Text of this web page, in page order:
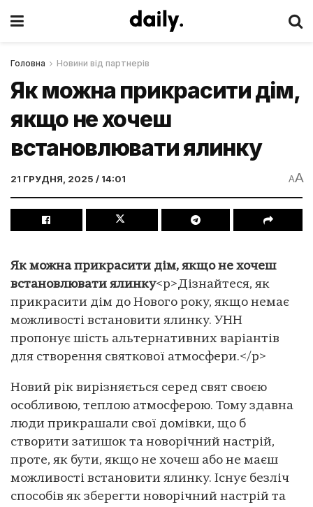
Головна Новини від партнерів
Як можна прикрасити дім,
якщо не хочеш
встановлювати ялинку
21 ГРУДНЯ, 2025 / 14:01 AA
Як можна прикрасити дім, якщо не хочеш
встановлювати ялинку<p>Дізнайтеся, як
прикрасити дім до Нового року, якщо немає
можливості встановити ялинку. УНН
пропонує шість альтернативних варіантів
для створення святкової атмосфери.</p>
Новий рік вирізняється серед свят своєю
особливою, теплою атмосферою. Тому здавна
люди прикрашали свої домівки, що б
створити затишок та новорічний настрій,
проте, як бути, якщо не хочеш або не маєш
можливості встановити ялинку. Існує безліч
способів як зберегти новорічний настрій та